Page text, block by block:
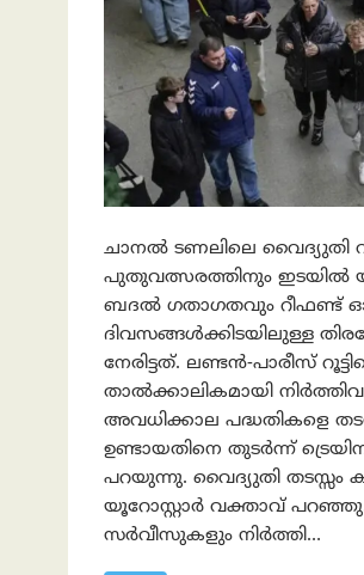
ചാനൽ ടണലിലെ വൈദ്യുതി
പുതുവത്സരത്തിനും ഇടയിൽ
ബദൽ ഗതാഗതവും റീഫണ്ട്
ദിവസങ്ങൾക്കിടയിലുള്ള
നേരിട്ടത്. ലണ്ടൻ-പാരീസ്
താൽക്കാലികമായി
അവധിക്കാല പദ്ധതികളെ
ഉണ്ടായതിനെ തുടർന്ന്
പറയുന്നു. വൈദ്യുതി തടസ്സം
യൂറോസ്റ്റാർ വക്താവ്
സർവീസുകളും നിർത്തി…